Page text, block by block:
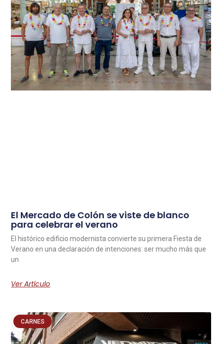
El Mercado de Colón se viste de blanco
para celebrar el verano
El histórico edificio modernista convierte su primera Fiesta de
Verano en una declaración de intenciones: ser mucho más que
un
Ver Artículo
CARNES